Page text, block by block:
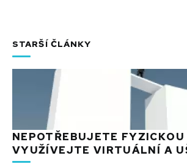
STARŠÍ ČLÁNKY
NEPOTŘEBUJETE
VYUŽÍVEJTE VIRTUÁLNÍ A